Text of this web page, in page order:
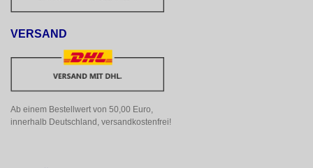
VERSAND
Ab einem Bestellwert von 50,00 Euro,
innerhalb Deutschland, versandkostenfrei!